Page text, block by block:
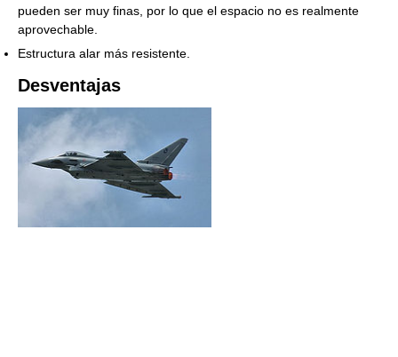
pueden ser muy finas, por lo que el espacio no es realmente
aprovechable.
Estructura alar más resistente.
Desventajas